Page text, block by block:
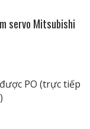
servo Mitsubishi
PO (trực tiếp